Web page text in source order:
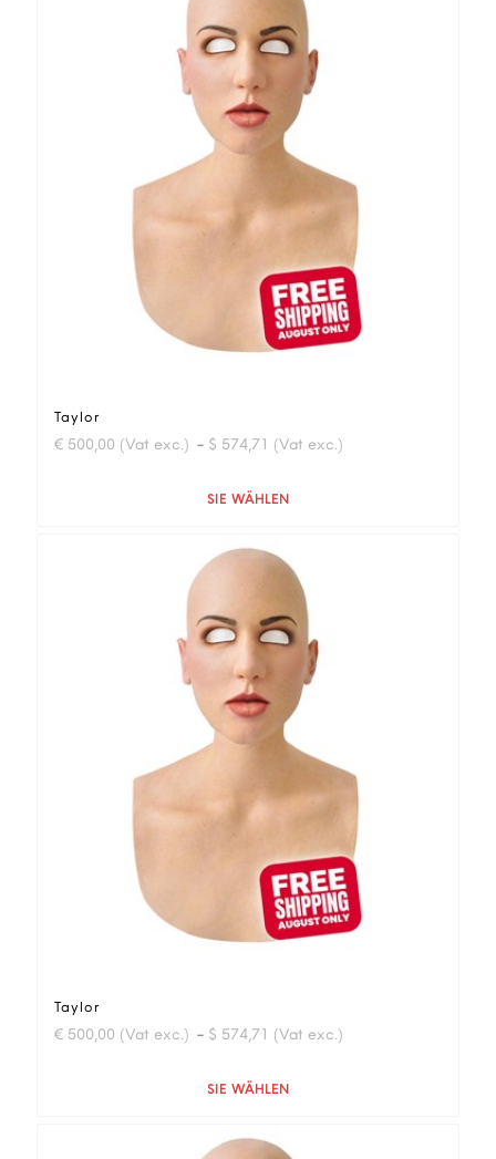
Taylor
€ 500,00 (Vat exc.) - $ 574,71 (Vat exc.)
Quantità
SIE WÄHLEN
Taylor
€ 500,00 (Vat exc.) - $ 574,71 (Vat exc.)
Quantità
SIE WÄHLEN